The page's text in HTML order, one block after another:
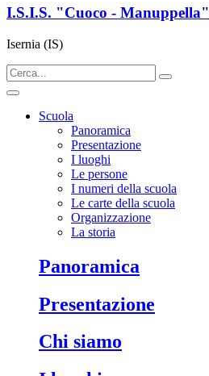
I.S.I.S. "Cuoco - Manuppella"
Isernia (IS)
Scuola
Panoramica
Presentazione
I luoghi
Le persone
I numeri della scuola
Le carte della scuola
Organizzazione
La storia
panoramica
presentazione
chi siamo